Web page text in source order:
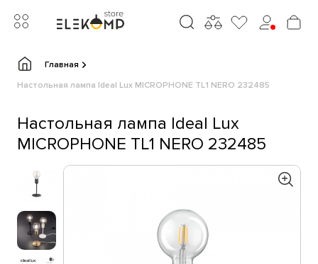
Главная
Настольная лампа Ideal Lux MICROPHONE TL1 NERO 232485
Настольная лампа Ideal Lux
MICROPHONE TL1 NERO 232485